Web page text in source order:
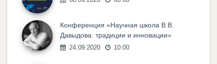
Конференция «Научная школа В.В.
Давыдова: традиции и инновации»
24.09.2020 10:00